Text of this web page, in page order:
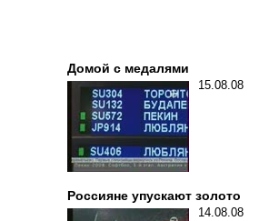
Домой с медалями
15.08.08
Россияне упускают золото
14.08.08